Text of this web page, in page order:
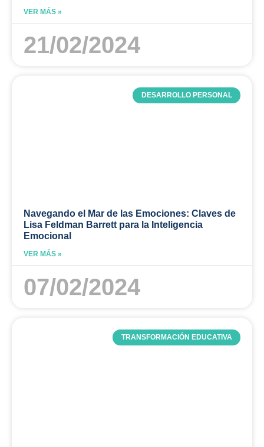
VER MÁS »
21/02/2024
DESARROLLO PERSONAL
Navegando el Mar de las Emociones: Claves de
Lisa Feldman Barrett para la Inteligencia
Emocional
VER MÁS »
07/02/2024
TRANSFORMACIÓN EDUCATIVA